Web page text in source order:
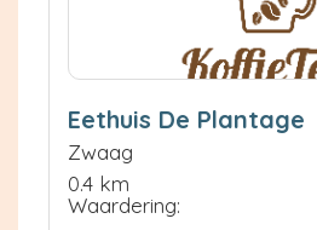
Eethuis De Plantage
Zwaag
0.4 km
Waardering: